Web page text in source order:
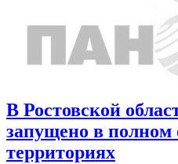
В Ростовской
запущено в полном
территориях